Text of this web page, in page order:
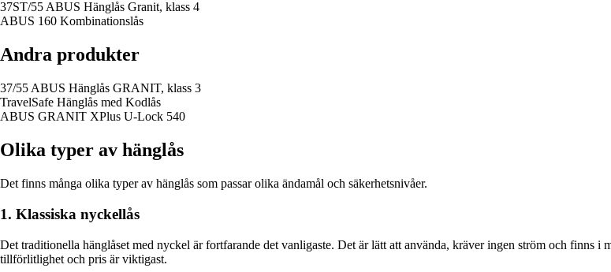
37ST/55 ABUS Hänglås Granit, klass 4
ABUS 160 Kombinationslås
Andra produkter
37/55 ABUS Hänglås GRANIT, klass 3
TravelSafe Hänglås med Kodlås
ABUS GRANIT XPlus U-Lock 540
Olika typer av hänglås
Det finns många olika typer av hänglås som passar olika ändamål och säkerhetsnivåer.
1. Klassiska nyckellås
Det traditionella hänglåset med nyckel är fortfarande det vanligaste. Det är lätt att använda, kräver ingen ström och finns
tillförlitlighet och pris är viktigast.